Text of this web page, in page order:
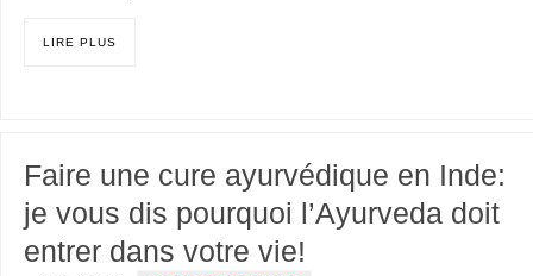
LIRE PLUS
Faire une cure ayurvédique en Inde:
je vous dis pourquoi l’Ayurveda doit
entrer dans votre vie!